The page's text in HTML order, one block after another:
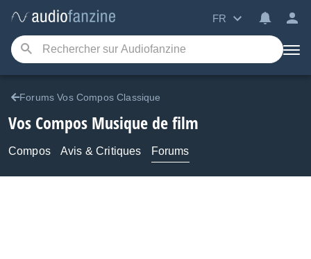
FR
Forums Vos Compos Classique
Vos Compos Musique de film
Compos Avis & Critiques Forums